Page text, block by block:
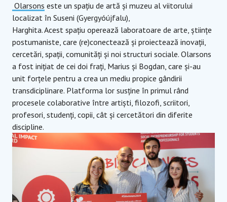
Olarsons este un spațiu de artă și muzeu al viitorului
localizat în Suseni (Gyergyóújfalu),
Harghita. Acest spațiu operează laboratoare de arte, științe
postumaniste, care (re)conectează și proiectează inovații,
cercetări, spații, comunități și noi structuri sociale. Olarsons
a fost inițiat de cei doi frați, Marius și Bogdan, care și-au
unit forțele pentru a crea un mediu propice gândirii
transdiciplinare. Platforma lor susține în primul rând
procesele colaborative între artiști, filozofi, scriitori,
profesori, studenți, copii, cât și cercetători din diferite
discipline.